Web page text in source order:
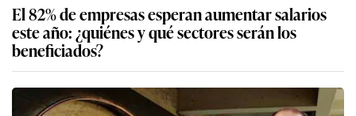
El 82% de empresas esperan aumentar salarios
este año: ¿quiénes y qué sectores serán los
beneficiados?